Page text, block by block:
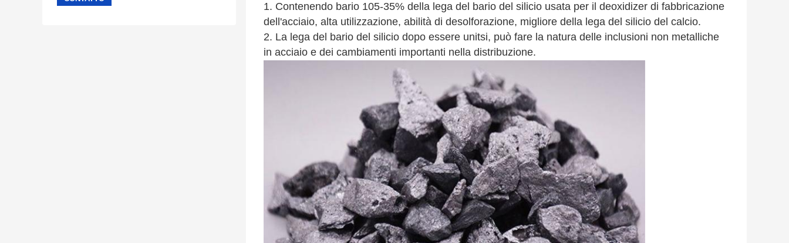
1. Contenendo bario 105-35% della lega del bario del silicio usata per il deoxidizer di fabbricazione
dell'acciaio, alta utilizzazione, abilità di desolforazione, migliore della lega del silicio del calcio.
2. La lega del bario del silicio dopo essere unitsi, può fare la natura delle inclusioni non metalliche
in acciaio e dei cambiamenti importanti nella distribuzione.